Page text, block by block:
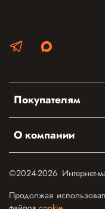
Покупателям
О компании
©2024-2026 Интернет-
Продолжая